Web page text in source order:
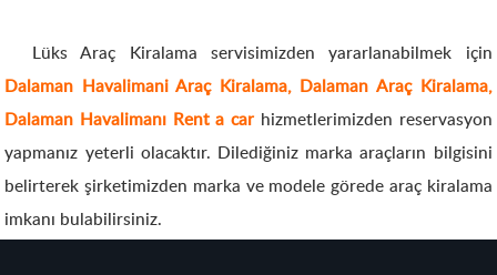
Lüks Araç Kiralama servisimizden yararlanabilmek için
Dalaman Havalimani Araç Kiralama, Dalaman Araç Kiralama,
Dalaman Havalimanı Rent a car hizmetlerimizden reservasyon
yapmanız yeterli olacaktır. Dilediğiniz marka araçların bilgisini
belirterek şirketimizden marka ve modele görede araç kiralama
imkanı bulabilirsiniz.